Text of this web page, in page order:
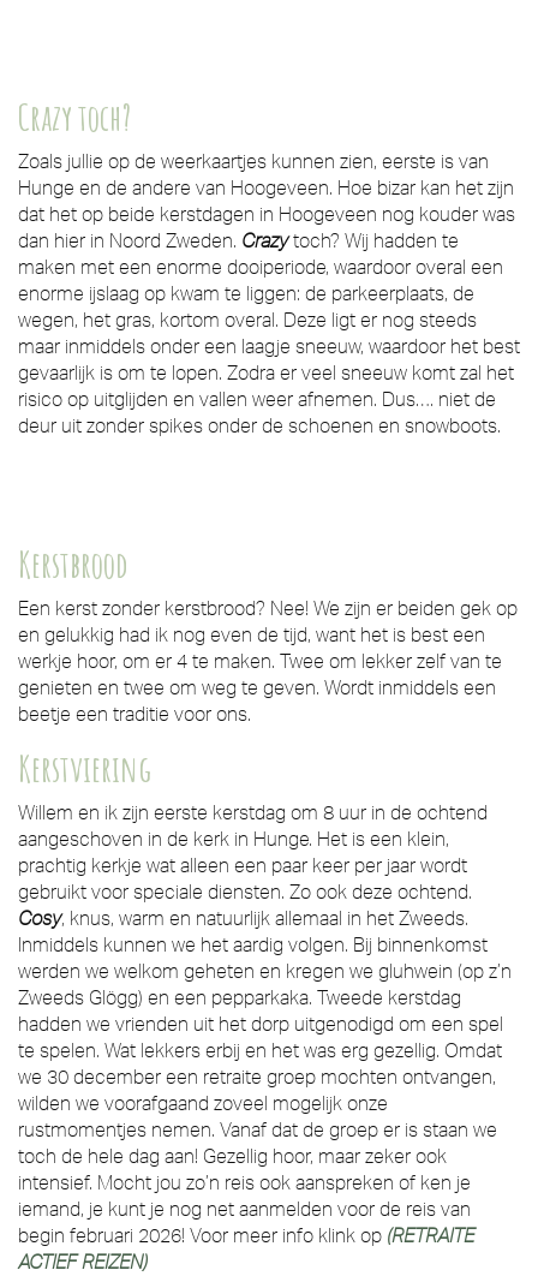
Crazy toch?
Zoals jullie op de weerkaartjes kunnen zien, eerste is van
Hunge en de andere van Hoogeveen. Hoe bizar kan het zijn
dat het op beide kerstdagen in Hoogeveen nog kouder was
dan hier in Noord Zweden. Crazy toch? Wij hadden te
maken met een enorme dooiperiode, waardoor overal een
enorme ijslaag op kwam te liggen: de parkeerplaats, de
wegen, het gras, kortom overal. Deze ligt er nog steeds
maar inmiddels onder een laagje sneeuw, waardoor het best
gevaarlijk is om te lopen. Zodra er veel sneeuw komt zal het
risico op uitglijden en vallen weer afnemen. Dus…. niet de
deur uit zonder spikes onder de schoenen en snowboots.
Kerstbrood
Een kerst zonder kerstbrood? Nee! We zijn er beiden gek op
en gelukkig had ik nog even de tijd, want het is best een
werkje hoor, om er 4 te maken. Twee om lekker zelf van te
genieten en twee om weg te geven. Wordt inmiddels een
beetje een traditie voor ons.
Kerstviering
Willem en ik zijn eerste kerstdag om 8 uur in de ochtend
aangeschoven in de kerk in Hunge. Het is een klein,
prachtig kerkje wat alleen een paar keer per jaar wordt
gebruikt voor speciale diensten. Zo ook deze ochtend.
Cosy, knus, warm en natuurlijk allemaal in het Zweeds.
Inmiddels kunnen we het aardig volgen. Bij binnenkomst
werden we welkom geheten en kregen we gluhwein (op z’n
Zweeds Glögg) en een pepparkaka. Tweede kerstdag
hadden we vrienden uit het dorp uitgenodigd om een spel
te spelen. Wat lekkers erbij en het was erg gezellig. Omdat
we 30 december een retraite groep mochten ontvangen,
wilden we voorafgaand zoveel mogelijk onze
rustmomentjes nemen. Vanaf dat de groep er is staan we
toch de hele dag aan! Gezellig hoor, maar zeker ook
intensief. Mocht jou zo’n reis ook aanspreken of ken je
iemand, je kunt je nog net aanmelden voor de reis van
begin februari 2026! Voor meer info klink op (RETRAITE
ACTIEF REIZEN)